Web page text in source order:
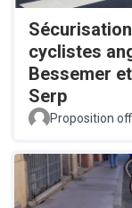
cyclistes
Bessemer
Serp
Proposition